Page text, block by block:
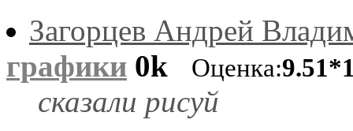
Загорцев Андрей
графики 0k Оценка:
сказали рисуй